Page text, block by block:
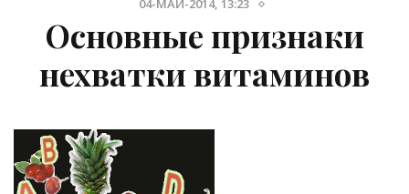
04-МАЙ-2014, 13:23
Основные признаки
нехватки витаминов